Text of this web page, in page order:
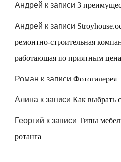
Андрей к записи 3
Андрей к записи
ремонтно-строительная
работающая по приятным
Роман к записи Фотогалерея
Алина к записи Как выбрать
Георгий к записи Типы
ротанга